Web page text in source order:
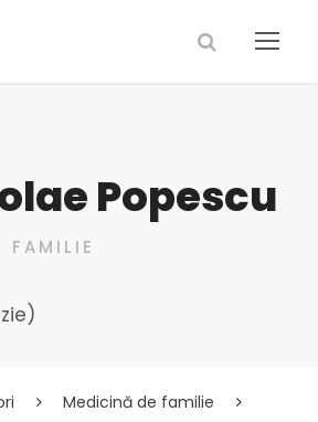
Popescu
FAMILIE
Medicină de familie